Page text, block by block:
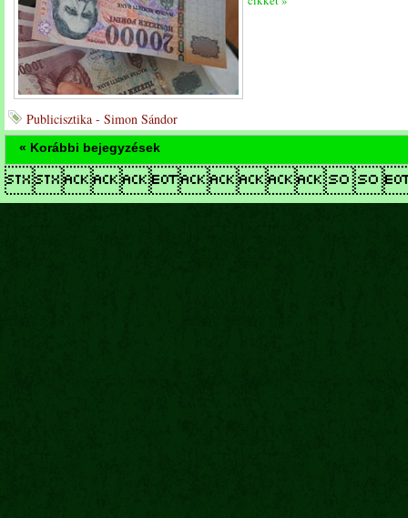
Publicisztika - Simon Sándor
« Korábbi bejegyzések